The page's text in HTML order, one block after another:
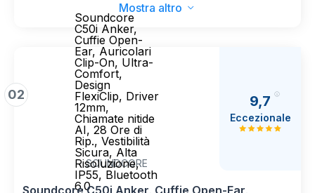
Mostra altro
02
Soundcore
C50i Anker,
Cuffie Open-
Ear, Auricolari
Clip-On, Ultra-
Comfort,
Design
FlexiClip, Driver
12mm,
Chiamate nitide
AI, 28 Ore di
Rip., Vestibilità
Sicura, Alta
Risoluzione,
IP55, Bluetooth
6.0
SOUNDCORE
9,7
Eccezionale
Soundcore C50i Anker, Cuffie Open-Ear,